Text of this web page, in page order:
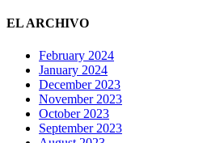
EL ARCHIVO
February 2024
January 2024
December 2023
November 2023
October 2023
September 2023